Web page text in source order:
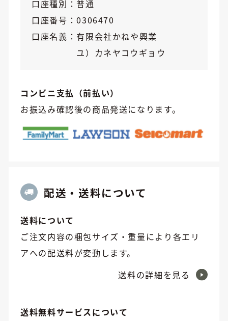
口座種別
普通
口座番号
0306470
口座名義
有限会社かねや興業
ユ）カネヤコウギョウ
コンビニ支払（前払い）
お振込み確認後の商品発送になります。
配送・送料について
送料について
ご注文内容の梱包サイズ・重量により各エリ
アへの配送料が変動します。
送料の詳細を見る
送料無料サービスについて